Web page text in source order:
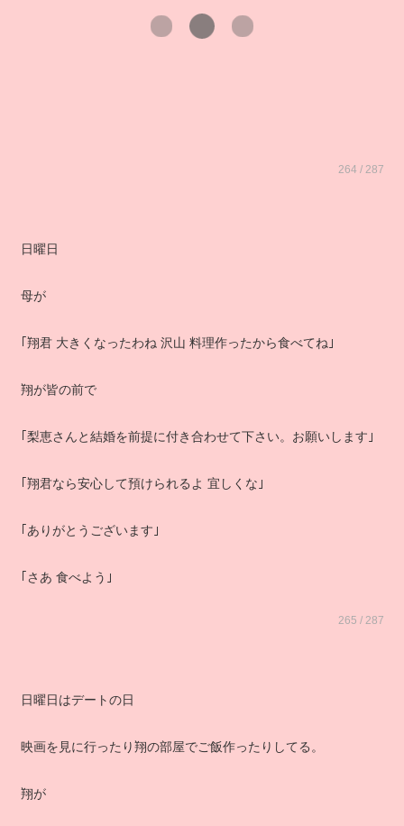
264 / 287
日曜日
母が
｢翔君 大きくなったわね 沢山 料理作ったから食べてね｣
翔が皆の前で
｢梨恵さんと結婚を前提に付き合わせて下さい。お願いします｣
｢翔君なら安心して預けられるよ 宜しくな｣
｢ありがとうございます｣
｢さあ 食べよう｣
265 / 287
日曜日はデートの日
映画を見に行ったり翔の部屋でご飯作ったりしてる。
翔が